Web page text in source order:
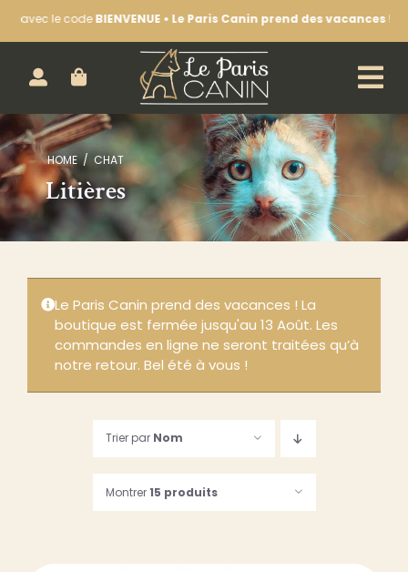
le codeBIENVENUE • Le Paris Canin prend des vacances !La
HOME CHAT
Litières
Le Paris Canin prend des vacances ! La
boutique est fermée jusqu'au 13 Août. Les
commandes en ligne ne seront traitées qu’à
notre retour. Bel été à vous !
Trier par Nom
Montrer15 produits
ACHETEZ EN LIGNE :
CHIEN
CHAT
LA BOUTIQUE
NOS SÉANCES D’ÉDUCATION
LE BLOG & NOTRE ACTUALITÉ
CONTACTEZ-NOUS
123, Rue des Dames
75017 PARIS
Suivez-nous…